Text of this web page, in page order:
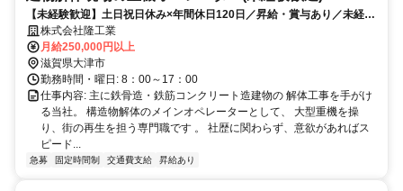
【未経験歓迎】土日祝日休み×年間休日120日／昇給・賞与あり／未経験
から「街を動かす」大型重機のスペシャリストへ
株式会社隆工業
月給250,000円以上
滋賀県大津市
勤務時間・曜日: 8：00～17：00
仕事内容: 主に鉄骨造・鉄筋コンクリート造建物の 解体工事を手がけ
る当社。 構造物解体のメインオペレーターとして、 大型重機を操
り、街の再生を担う専門職です 。 社歴に関わらず、意欲があればス
ピード...
急募 固定時間制 交通費支給 昇給あり